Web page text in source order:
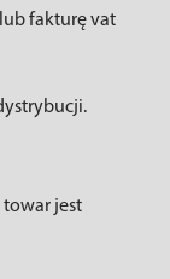
fakturę vat
towar jest